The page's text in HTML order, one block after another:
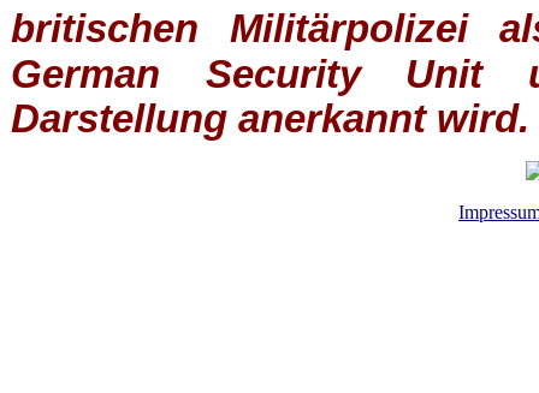
britischen
Militärpolizei
German Security Unit
Darstellung anerkannt wird.